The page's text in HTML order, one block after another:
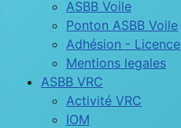
ASBB Voile
Ponton ASBB Voile
Adhésion - Licence
Mentions legales
ASBB VRC
Activité VRC
IOM